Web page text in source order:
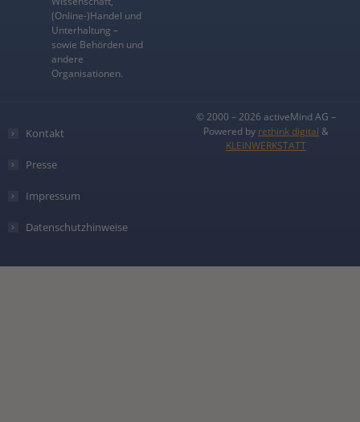
(Online-)Handel und
Unterhaltung –
sowie Behörden und
andere
Organisationen.
Kontakt
Presse
Impressum
Datenschutzhinweise
© 2000 – 2026 activeMind AG –
Powered by rethink digital &
KLEINWERKSTATT